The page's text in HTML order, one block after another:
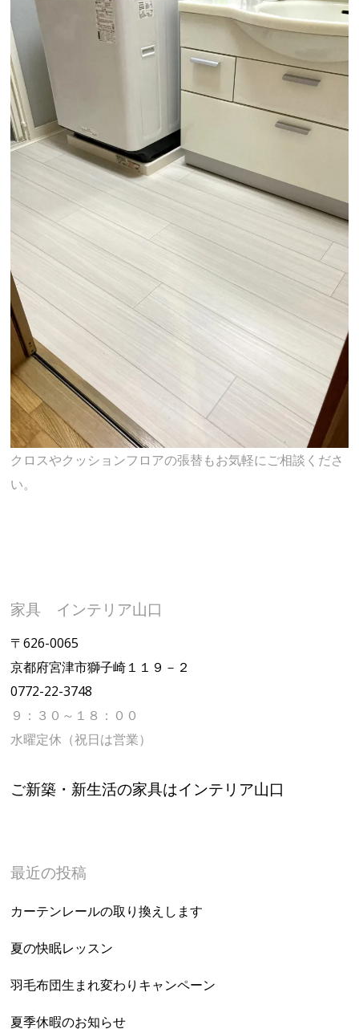
クロスやクッションフロアの張替もお気軽にご相談くださ
い。
家具 インテリア山口
〒626-0065
京都府宮津市獅子崎１１９－２
0772-22-3748
９：３０～１８：００
水曜定休（祝日は営業）
ご新築・新生活の家具はインテリア山口
最近の投稿
カーテンレールの取り換えします
夏の快眠レッスン
羽毛布団生まれ変わりキャンペーン
夏季休暇のお知らせ